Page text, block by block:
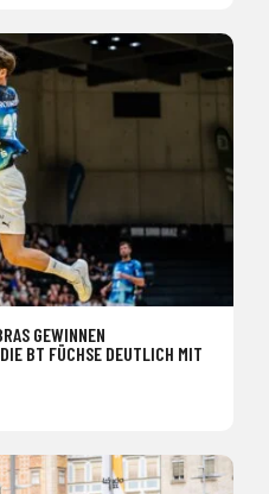
GEWINNEN
BT FÜCHSE DEUTLICH MIT